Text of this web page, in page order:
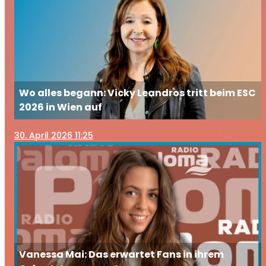
Wo alles begann: Vicky Leandros tritt beim ESC
2026 in Wien auf
30. April 2026 11:25
Vanessa Mai: Das erwartet Fans in ihrem